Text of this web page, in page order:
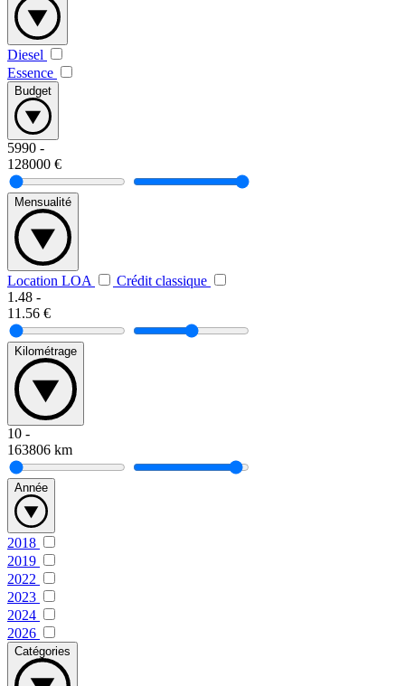
Diesel
Essence
Budget
5990 -
128000 €
Mensualité
Location LOA
Crédit classique
1.48 -
11.56 €
Kilométrage
10 -
163806 km
Année
2018
2019
2022
2023
2024
2026
Catégories